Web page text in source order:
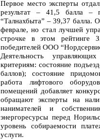
Первое место эксперты
результат – 41,5 балла
“Талнахбыта” – 39,37 балла.
феврале, но стал лучшей
строчке в этом рейтинге
победителей ООО
Деятельность
критериям: состояние
баллов); состояние
работа лифтового
помещений добавляет
обращают эксперты на
нанимателей и
энергоресурсы перед
уровень собираемости
услуги.